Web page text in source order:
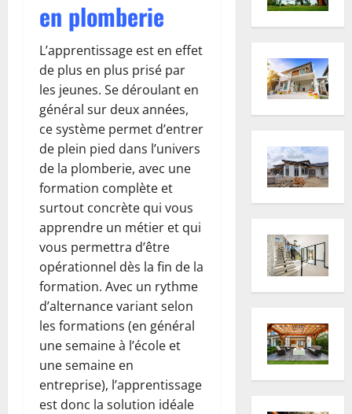
en plomberie
L’apprentissage est en effet
de plus en plus prisé par
les jeunes. Se déroulant en
général sur deux années,
ce système permet d’entrer
de plein pied dans l’univers
de la plomberie, avec une
formation complète et
surtout concrète qui vous
apprendre un métier et qui
vous permettra d’être
opérationnel dès la fin de la
formation. Avec un rythme
d’alternance variant selon
les formations (en général
une semaine à l’école et
une semaine en
entreprise), l’apprentissage
est donc la solution idéale